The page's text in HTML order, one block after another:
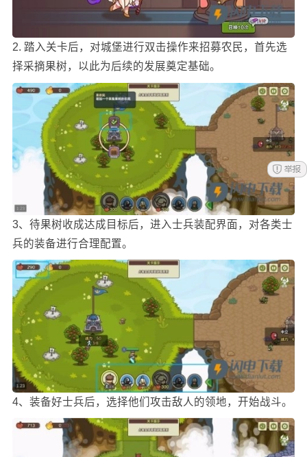
2. 踏入关卡后，对城堡进行双击操作来招募农民，首先选
择采摘果树，以此为后续的发展奠定基础。
3、待果树收成达成目标后，进入士兵装配界面，对各类士
兵的装备进行合理配置。
4、装备好士兵后，选择他们攻击敌人的领地，开始战斗。